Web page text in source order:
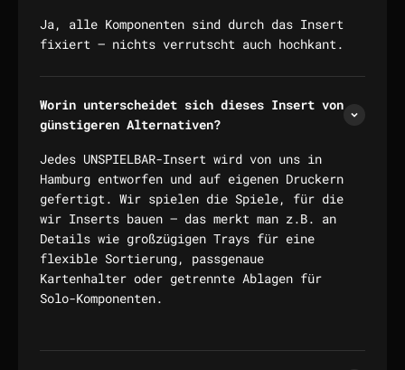
Ja, alle Komponenten sind durch das Insert
fixiert — nichts verrutscht auch hochkant.
Worin unterscheidet sich dieses Insert von
günstigeren Alternativen?
Jedes UNSPIELBAR-Insert wird von uns in
Hamburg entworfen und auf eigenen Druckern
gefertigt. Wir spielen die Spiele, für die
wir Inserts bauen — das merkt man z.B. an
Details wie großzügigen Trays für eine
flexible Sortierung, passgenaue
Kartenhalter oder getrennte Ablagen für
Solo-Komponenten.